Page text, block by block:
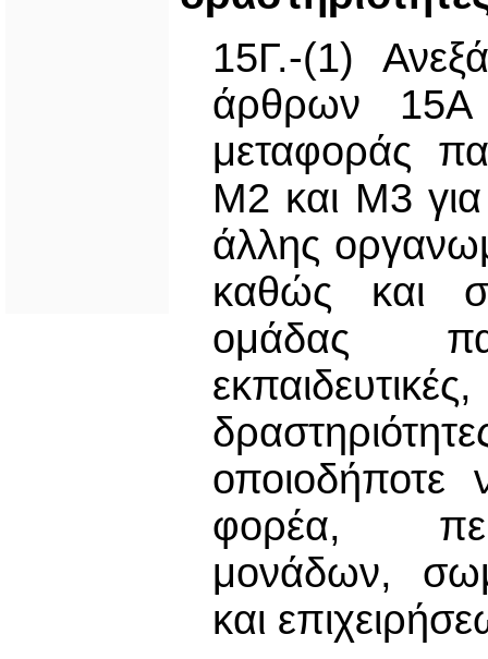
15Γ.-(1)
άρθρων 15Α
μεταφοράς
Μ2 και Μ3
άλλης
καθώς και
ομάδας
φορέα,
μονάδων,
και